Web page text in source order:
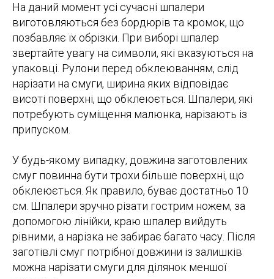
На даний момент усі сучасні шпалери
виготовляються без бордюрів та кромок, що
позбавляє їх обрізки. При виборі шпалер
звертайте увагу на символи, які вказуються на
упаковці. Рулони перед обклеюванням, слід
нарізати на смуги, ширина яких відповідає
висоті поверхні, що обклеюється. Шпалери, які
потребують суміщення малюнка, нарізають із
припуском.
У будь-якому випадку, довжина заготовлених
смуг повинна бути трохи більше поверхні, що
обклеюється. Як правило, буває достатньо 10
см. Шпалери зручно різати гострим ножем, за
допомогою лінійки, краю шпалер вийдуть
рівними, а нарізка не забирає багато часу. Після
заготівлі смуг потрібної довжини із залишків
можна нарізати смуги для ділянок меншої